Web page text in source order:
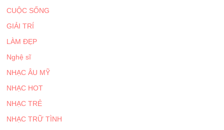
CUỘC SỐNG
GIẢI TRÍ
LÀM ĐẸP
Nghệ sĩ
NHẠC ÂU MỸ
NHẠC HOT
NHẠC TRẺ
NHẠC TRỮ TÌNH